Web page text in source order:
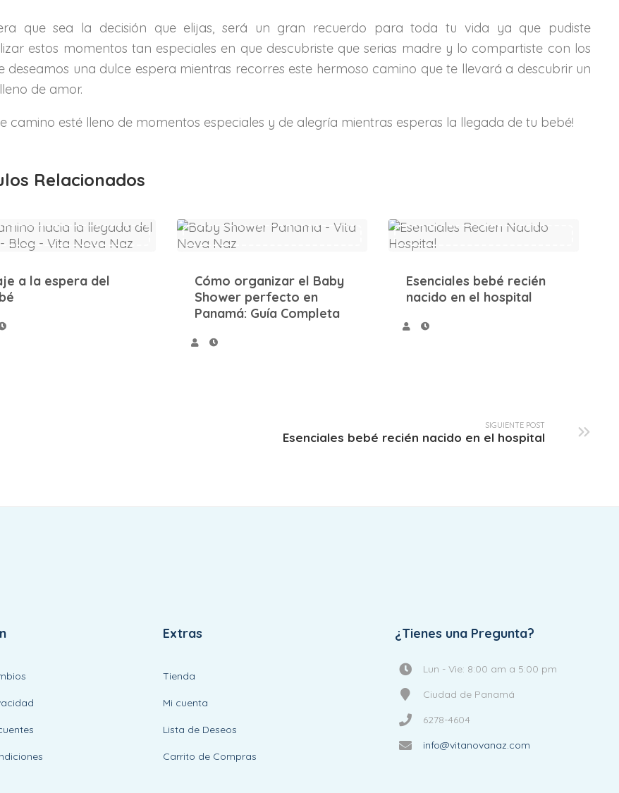
que sea la decisión que elijas, será un gran recuerdo para toda tu vida ya que pudiste
estos momentos tan especiales en que descubriste que serias madre y lo compartiste con los
deseamos una dulce espera mientras recorres este hermoso camino que te llevará a descubrir un
de amor.
camino esté lleno de momentos especiales y de alegría mientras esperas la llegada de tu bebé!
Relacionados
a la espera del
Cómo organizar el Baby
Shower perfecto en
Panamá: Guía Completa
Esenciales bebé recién
nacido en el hospital
SIGUIENTE POST
Esenciales bebé recién nacido en el hospital
Extras
Tienda
Mi cuenta
Lista de Deseos
Carrito de Compras
¿Tienes una Pregunta?
Lun - Vie: 8:00 am a 5:00 pm
Ciudad de Panamá
6278-4604
info@vitanovanaz.com